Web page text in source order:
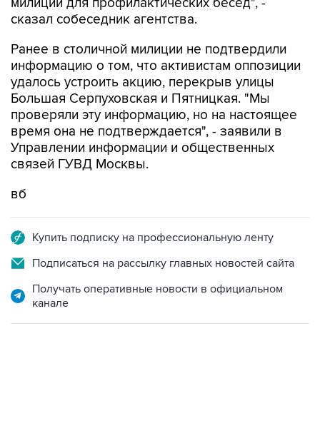
сказал собеседник агентства.
Ранее в столичной милиции не подтвердили
информацию о том, что активистам оппозиции
удалось устроить акцию, перекрыв улицы
Большая Серпуховская и Пятницкая. "Мы
проверяли эту информацию, но на настоящее
время она не подтверждается", - заявили в
Управлении информации и общественных
связей ГУВД Москвы.
вб
Купить подписку на профессиональную ленту
Подписаться на рассылку главных новостей сайта
Получать оперативные новости в официальном
канале